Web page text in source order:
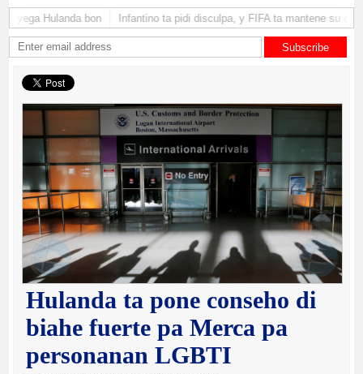
yega Hulanda bon Infantino ta pidi disculpa, y FIFA ta mantene su
Subscribe
Hulanda ta pone conseho di
biahe fuerte pa Merca pa
personanan LGBTI